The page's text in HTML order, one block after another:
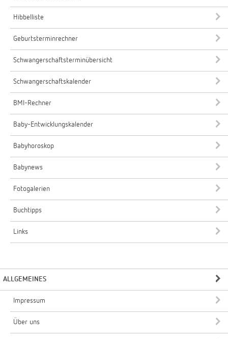
Hibbelliste
Geburtsterminrechner
Schwangerschaftsterminübersicht
Schwangerschaftskalender
BMI-Rechner
Baby-Entwicklungskalender
Babyhoroskop
Babynews
Fotogalerien
Buchtipps
Links
ALLGEMEINES
Impressum
Über uns